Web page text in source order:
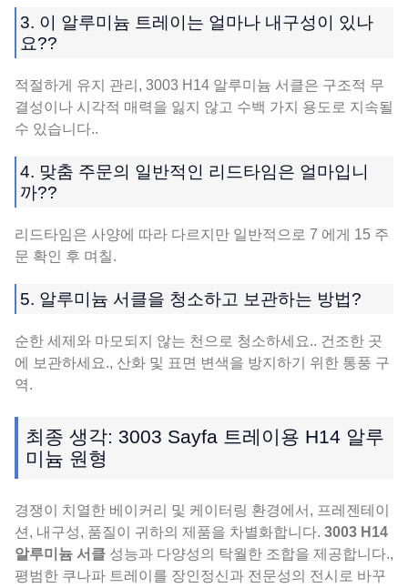
3. 이 알루미늄 트레이는 얼마나 내구성이 있나
요??
적절하게 유지 관리, 3003 H14 알루미늄 서클은 구조적 무
결성이나 시각적 매력을 잃지 않고 수백 가지 용도로 지속될
수 있습니다..
4. 맞춤 주문의 일반적인 리드타임은 얼마입니
까??
리드타임은 사양에 따라 다르지만 일반적으로 7 에게 15 주
문 확인 후 며칠.
5. 알루미늄 서클을 청소하고 보관하는 방법?
순한 세제와 마모되지 않는 천으로 청소하세요.. 건조한 곳
에 보관하세요., 산화 및 표면 변색을 방지하기 위한 통풍 구
역.
최종 생각: 3003 Sayfa 트레이용 H14 알루
미늄 원형
경쟁이 치열한 베이커리 및 케이터링 환경에서, 프레젠테이
션, 내구성, 품질이 귀하의 제품을 차별화합니다. 3003 H14
알루미늄 서클 성능과 다양성의 탁월한 조합을 제공합니다.,
평범한 쿠나파 트레이를 장인정신과 전문성의 전시로 바꾸